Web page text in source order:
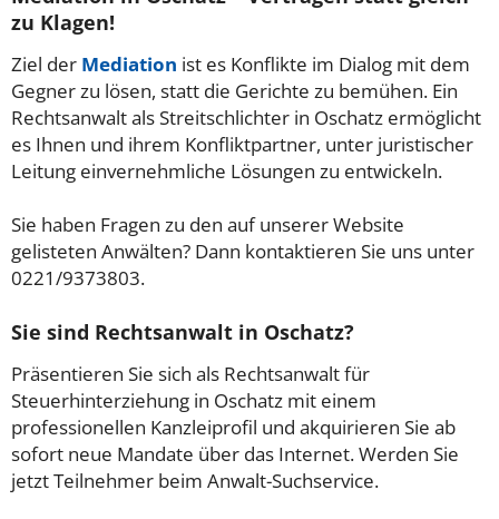
zu Klagen!
Ziel der Mediation ist es Konflikte im Dialog mit dem
Gegner zu lösen, statt die Gerichte zu bemühen. Ein
Rechtsanwalt als Streitschlichter in Oschatz ermöglicht
es Ihnen und ihrem Konfliktpartner, unter juristischer
Leitung einvernehmliche Lösungen zu entwickeln.
Sie haben Fragen zu den auf unserer Website
gelisteten Anwälten? Dann kontaktieren Sie uns unter
0221/9373803.
Sie sind Rechtsanwalt in Oschatz?
Präsentieren Sie sich als Rechtsanwalt für
Steuerhinterziehung in Oschatz mit einem
professionellen Kanzleiprofil und akquirieren Sie ab
sofort neue Mandate über das Internet. Werden Sie
jetzt Teilnehmer beim Anwalt-Suchservice.